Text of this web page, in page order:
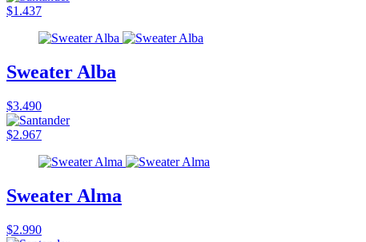
$1.437
Sweater Alba
$3.490
$2.967
Sweater Alma
$2.990